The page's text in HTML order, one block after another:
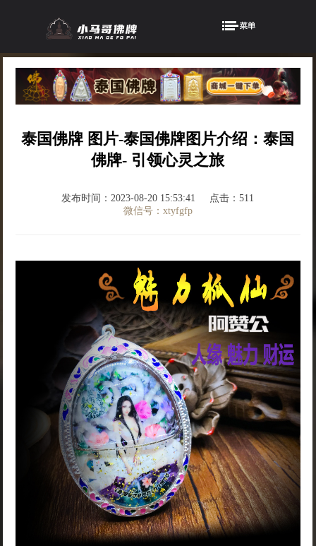
泰国佛牌 图片-泰国佛牌图片介绍：泰国
佛牌- 引领心灵之旅
发布时间：2023-08-20 15:53:41
点击：511
微信号：xtyfgfp